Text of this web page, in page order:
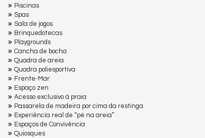
Piscinas
Spas
Sala de jogos
Brinquedotecas
Playgrounds
Cancha de bocha
Quadra de areia
Quadra poliesportiva
Frente-Mar
Espaço zen
Acesso exclusivo à praia
Passarela de madeira por cima da restinga
Experiência real de “pé na areia”
Espaços de Convivência
Quiosques